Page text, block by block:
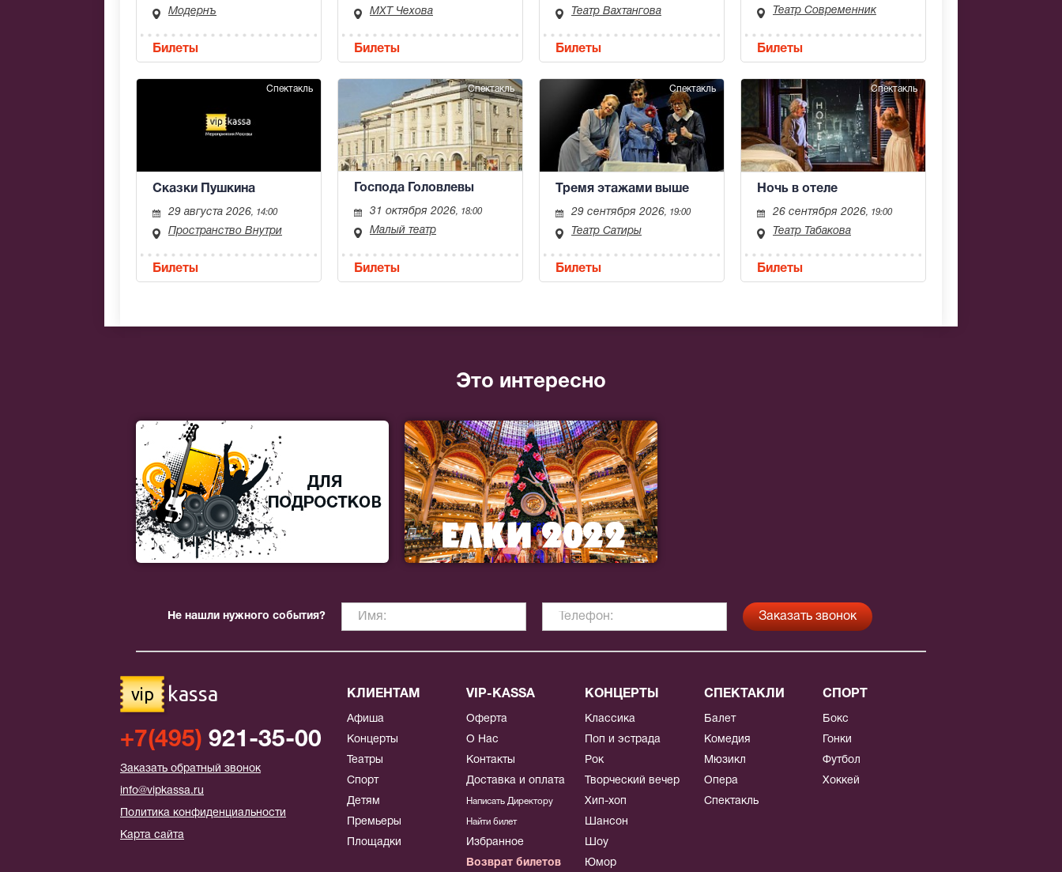
Модернъ
Билеты
МХТ Чехова
Билеты
Театр Вахтангова
Билеты
Театр Современник
Билеты
Спектакль
Сказки Пушкина
29 августа 2026, 14:00
Пространство Внутри
Билеты
Спектакль
Господа Головлевы
31 октября 2026, 18:00
Малый театр
Билеты
Спектакль
Тремя этажами выше
29 сентября 2026, 19:00
Театр Сатиры
Билеты
Спектакль
Ночь в отеле
26 сентября 2026, 19:00
Театр Табакова
Билеты
Это интересно
Не нашли нужного события?
vip kassa
+7(495) 921-35-00
Заказать обратный звонок
info@vipkassa.ru
Политика конфиденциальности
Карта сайта
КЛИЕНТАМ
Афиша
Концерты
Театры
Спорт
Детям
Премьеры
Площадки
VIP-KASSA
Оферта
О Нас
Контакты
Доставка и оплата
Написать Директору
Найти билет
Избранное
Возврат билетов
КОНЦЕРТЫ
Классика
Поп и эстрада
Рок
Творческий вечер
Хип-хоп
Шансон
Шоу
Юмор
СПЕКТАКЛИ
Балет
Комедия
Мюзикл
Опера
Спектакль
СПОРТ
Бокс
Гонки
Футбол
Хоккей